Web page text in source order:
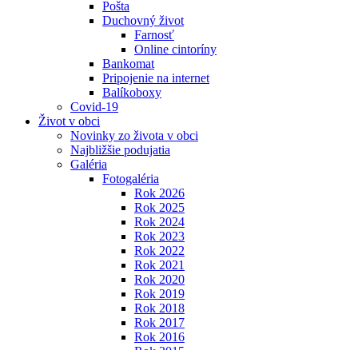
Pošta
Duchovný život
Farnosť
Online cintoríny
Bankomat
Pripojenie na internet
Balíkoboxy
Covid-19
Život v obci
Novinky zo života v obci
Najbližšie podujatia
Galéria
Fotogaléria
Rok 2026
Rok 2025
Rok 2024
Rok 2023
Rok 2022
Rok 2021
Rok 2020
Rok 2019
Rok 2018
Rok 2017
Rok 2016